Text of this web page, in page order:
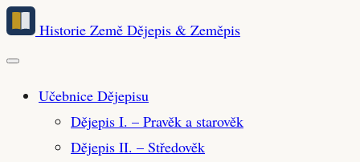
Přeskočit
hlavní
obsah
Historie Země Dějepis & Zeměpis
Učebnice Dějepisu
Dějepis I. – Pravěk a starověk
Dějepis II. – Středověk